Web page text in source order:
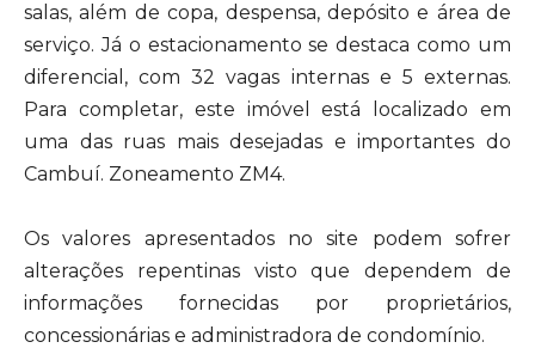
salas, além de copa, despensa, depósito e área de
serviço. Já o estacionamento se destaca como um
diferencial, com 32 vagas internas e 5 externas.
Para completar, este imóvel está localizado em
uma das ruas mais desejadas e importantes do
Cambuí. Zoneamento ZM4.
Os valores apresentados no site podem sofrer
alterações repentinas visto que dependem de
informações fornecidas por proprietários,
concessionárias e administradora de condomínio.